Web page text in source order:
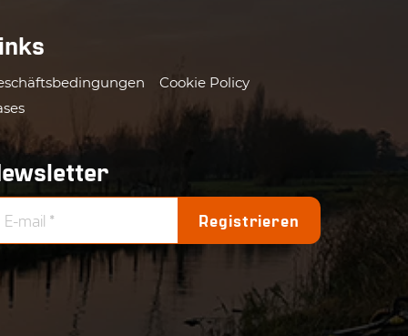
Cookie Policy
Registrieren